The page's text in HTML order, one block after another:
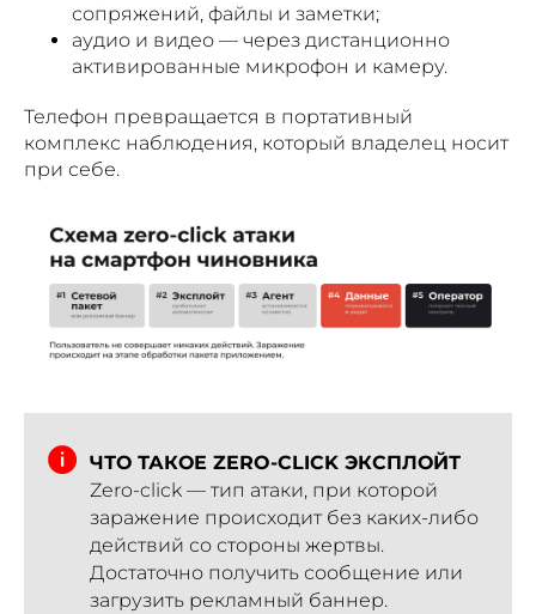
сопряжений, файлы и заметки;
аудио и видео — через дистанционно
активированные микрофон и камеру.
Телефон превращается в портативный
комплекс наблюдения, который владелец носит
при себе.
ЧТО ТАКОЕ ZERO-CLICK ЭКСПЛОЙТ
Zero-click — тип атаки, при которой
заражение происходит без каких-либо
действий со стороны жертвы.
Достаточно получить сообщение или
загрузить рекламный баннер.